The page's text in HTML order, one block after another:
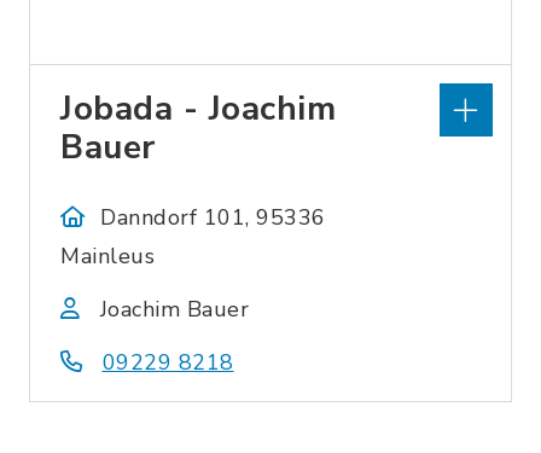
Jobada - Joachim
Bauer
Danndorf 101, 95336
Mainleus
Joachim Bauer
09229 8218